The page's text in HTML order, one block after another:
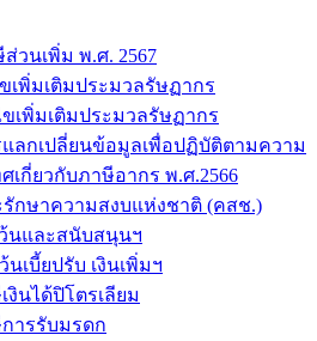
วนเพิ่ม พ.ศ. 2567
พิ่มเติมประมวลรัษฏากร
เพิ่มเติมประมวลรัษฏากร
ลกเปลี่ยนข้อมูลเพื่อปฏิบัติตามความ
เกี่ยวกับภาษีอากร พ.ศ.2566
กษาความสงบแห่งชาติ (คสช.)
นและสนับสนุนฯ
เบี้ยปรับ เงินเพิ่มฯ
นได้ปิโตรเลียม
ารรับมรดก